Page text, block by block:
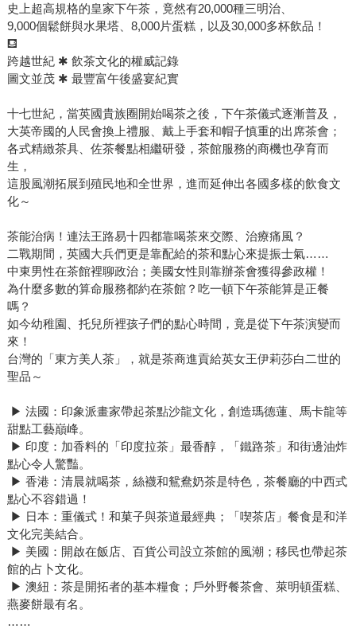
史上超高規格的皇家下午茶，竟然有20,000種三明治、
9,000個鬆餅與水果塔、8,000片蛋糕，以及30,000多杯飲品！
⛾
跨越世紀 ✱ 飲茶文化的權威記錄
圖文並茂 ✱ 最豐富午後盛宴紀實
十七世紀，當英國貴族圈開始喝茶之後，下午茶儀式逐漸普及，
大英帝國的人民會換上禮服、戴上手套和帽子慎重的出席茶會；
各式精緻茶具、佐茶餐點相繼研發，茶館服務的商機也孕育而
生，
這股風潮拓展到殖民地和全世界，進而延伸出各國多樣的飲食文
化～
茶能治病！連法王路易十四都靠喝茶來交際、治療痛風？
二戰期間，英國大兵們更是靠配給的茶和點心來提振士氣……
中東男性在茶館裡聊政治；美國女性則靠辦茶會獲得參政權！
為什麼多數的算命服務都約在茶館？吃一頓下午茶能算是正餐
嗎？
如今幼稚園、托兒所裡孩子們的點心時間，竟是從下午茶演變而
來！
台灣的「東方美人茶」，就是茶商進貢給英女王伊莉莎白二世的
聖品～
▶ 法國：印象派畫家帶起茶點沙龍文化，創造瑪德蓮、馬卡龍等
甜點工藝巔峰。
▶ 印度：加香料的「印度拉茶」最香醇，「鐵路茶」和街邊油炸
點心令人驚豔。
▶ 香港：清晨就喝茶，絲襪和鴛鴦奶茶是特色，茶餐廳的中西式
點心不容錯過！
▶ 日本：重儀式！和菓子與茶道最經典；「喫茶店」餐食是和洋
文化完美結合。
▶ 美國：開啟在飯店、百貨公司設立茶館的風潮；移民也帶起茶
館的占卜文化。
▶ 澳紐：茶是開拓者的基本糧食；戶外野餐茶會、萊明頓蛋糕、
燕麥餅最有名。
……